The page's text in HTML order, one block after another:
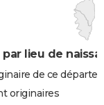
lieu de
de ce
originaires